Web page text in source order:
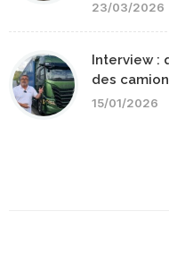
23/03/2026
Interview :
des
15/01/2026